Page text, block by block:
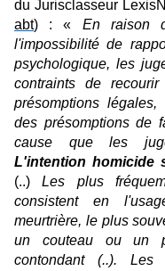
du Jurisclasseur
abt) : « En raison
l'impossibilité de
psychologique, les
contraints de
présomptions
des présomptions de
cause que les
L'intention homicide
(..)Les plus
consistent en
meurtrière, le plus
un couteau ou un
contondant (..). Les